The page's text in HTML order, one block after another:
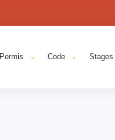
Permis . Code . Stages